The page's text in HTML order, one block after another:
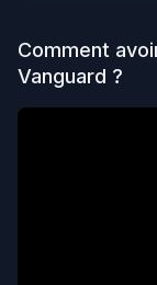
Comment
Vanguard ?